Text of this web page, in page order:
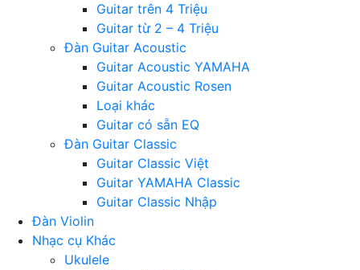
Guitar trên 4 Triệu
Guitar từ 2 – 4 Triệu
Đàn Guitar Acoustic
Guitar Acoustic YAMAHA
Guitar Acoustic Rosen
Loại khác
Guitar có sẵn EQ
Đàn Guitar Classic
Guitar Classic Việt
Guitar YAMAHA Classic
Guitar Classic Nhập
Đàn Violin
Nhạc cụ Khác
Ukulele